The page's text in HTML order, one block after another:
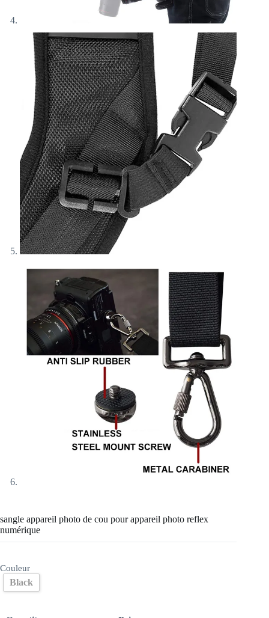
sangle appareil photo de cou pour appareil photo reflex
numérique
Couleur
Black